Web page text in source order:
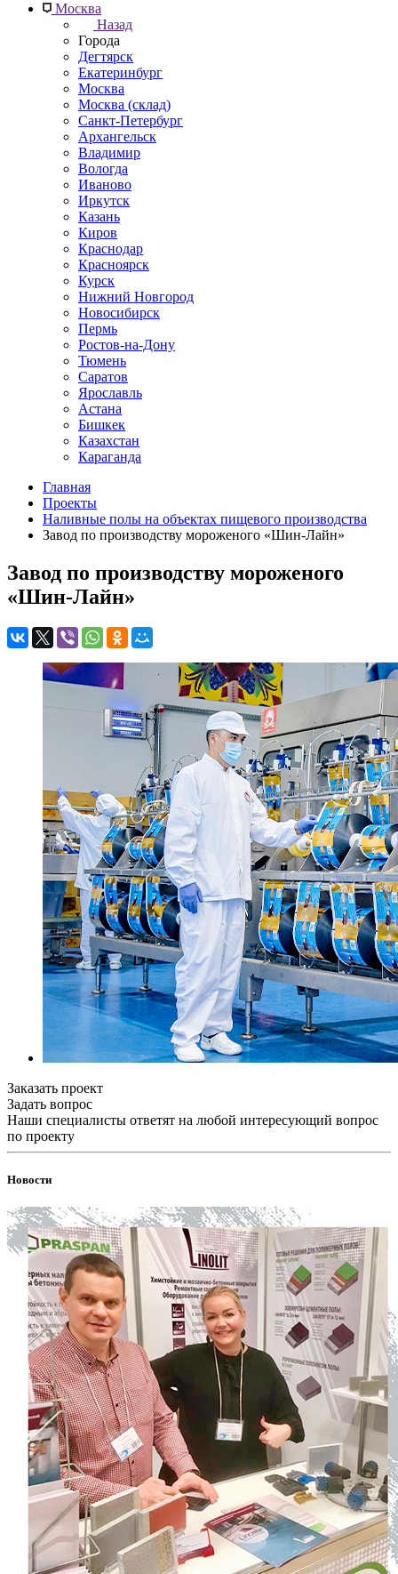
Москва
Назад
Города
Дегтярск
Екатеринбург
Москва
Москва (склад)
Санкт-Петербург
Архангельск
Владимир
Вологда
Иваново
Иркутск
Казань
Киров
Краснодар
Красноярск
Курск
Нижний Новгород
Новосибирск
Пермь
Ростов-на-Дону
Тюмень
Саратов
Ярославль
Астана
Бишкек
Казахстан
Караганда
Главная
Проекты
Наливные полы на объектах пищевого производства
Завод по производству мороженого «Шин-Лайн»
Завод по производству мороженого
«Шин-Лайн»
Заказать проект
Задать вопрос
Наши специалисты ответят на любой интересующий вопрос
по проекту
Новости